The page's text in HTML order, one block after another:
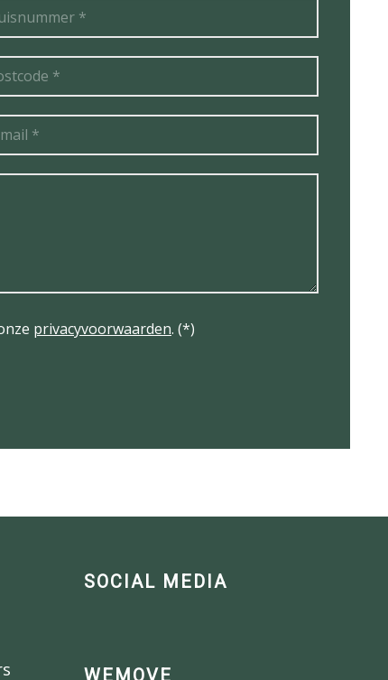
privacyvoorwaarden. (*)
SOCIAL MEDIA
WEMOVE